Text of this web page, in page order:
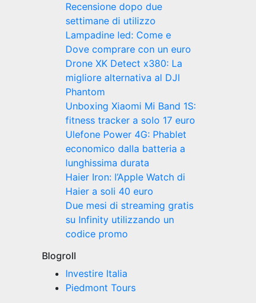
Recensione dopo due
settimane di utilizzo
Lampadine led: Come e
Dove comprare con un euro
Drone XK Detect x380: La
migliore alternativa al DJI
Phantom
Unboxing Xiaomi Mi Band 1S:
fitness tracker a solo 17 euro
Ulefone Power 4G: Phablet
economico dalla batteria a
lunghissima durata
Haier Iron: l’Apple Watch di
Haier a soli 40 euro
Due mesi di streaming gratis
su Infinity utilizzando un
codice promo
Blogroll
Investire Italia
Piedmont Tours